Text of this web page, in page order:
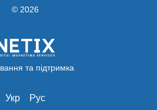
© 2026
та підтримка
Укр Рус